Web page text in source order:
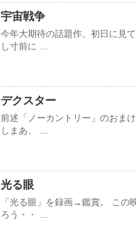
宇宙戦争
今年大期待の話題作、初日に見
し寸前に …
デクスター
前述「ノーカントリー」のおま
しまあ、 …
光る眼
「光る眼」を録画→鑑賞。 この
ろう・・ …